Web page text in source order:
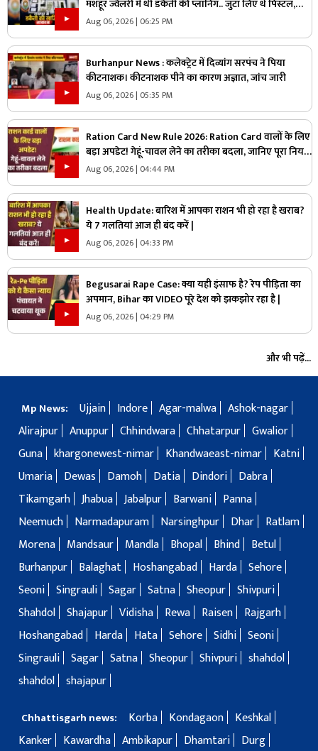
मशहूर ज्वैलरी में थी डकैती की प्लानिंग.. जुटा लिए थे पिस्टल,
कारतूस और हथियार लेकिन पुलिस को अचानक आया एक कॉल
Aug 06, 2026 | 06:25 PM
Burhanpur News : कलेक्ट्रेट में दिव्यांग सरपंच ने पिया
कीटनाशक। कीटनाशक पीने का कारण अज्ञात, जांच जारी
Aug 06, 2026 | 05:35 PM
Ration Card New Rule 2026: Ration Card वालों के लिए
बड़ा अपडेट! गेहूं-चावल लेने का तरीका बदला, जानिए पूरा नियम
|
Aug 06, 2026 | 04:44 PM
Health Update: बारिश में आपका राशन भी हो रहा है खराब?
ये 7 गलतियां आज ही बंद करें |
Aug 06, 2026 | 04:33 PM
Begusarai Rape Case: क्या यही इंसाफ है? रेप पीड़िता का
अपमान, Bihar का VIDEO पूरे देश को झकझोर रहा है |
Aug 06, 2026 | 04:29 PM
और भी पढ़ें...
Mp News: Ujjain Indore Agar-malwa Ashok-nagar
Alirajpur Anuppur Chhindwara Chhatarpur Gwalior
Guna khargonewest-nimar Khandwaeast-nimar
Katni
Umaria
Dewas Damoh Datia Dindori
Dabra
Tikamgarh Jhabua Jabalpur Barwani
Panna
Neemuch
Narmadapuram Narsinghpur Dhar
Ratlam
Morena
Mandsaur Mandla Bhopal Bhind
Betul
Burhanpur
Balaghat Hoshangabad Harda Sehore
Seoni Singrauli Sagar Satna Sheopur Shivpuri
Shahdol Shajapur Vidisha Rewa Raisen
Rajgarh
Hoshangabad
Harda Hata Sehore Sidhi Seoni
Singrauli Sagar Satna Sheopur Shivpuri shahdol
shahdol shajapur
Chhattisgarh news: Korba Kondagaon
Keshkal
Kanker
Kawardha Ambikapur Dhamtari
Durg